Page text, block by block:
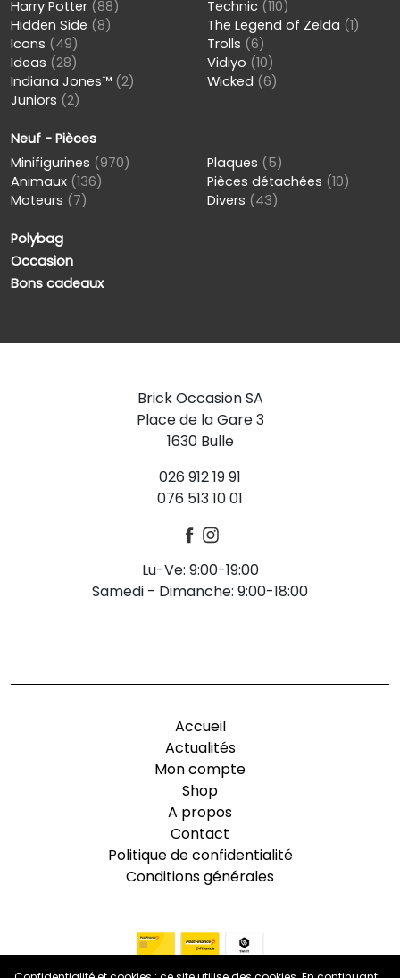
Harry Potter (88)
Hidden Side (8)
Icons (49)
Ideas (28)
Indiana Jones™ (2)
Juniors (2)
Technic (110)
The Legend of Zelda (1)
Trolls (6)
Vidiyo (10)
Wicked (6)
Neuf - Pièces
Minifigurines (970)
Animaux (136)
Moteurs (7)
Plaques (5)
Pièces détachées (10)
Divers (43)
Polybag
Occasion
Bons cadeaux
Brick Occasion SA
Place de la Gare 3
1630 Bulle
026 912 19 91
076 513 10 01
Lu-Ve: 9:00-19:00
Samedi - Dimanche: 9:00-18:00
Accueil
Actualités
Mon compte
Shop
A propos
Contact
Politique de confidentialité
Conditions générales